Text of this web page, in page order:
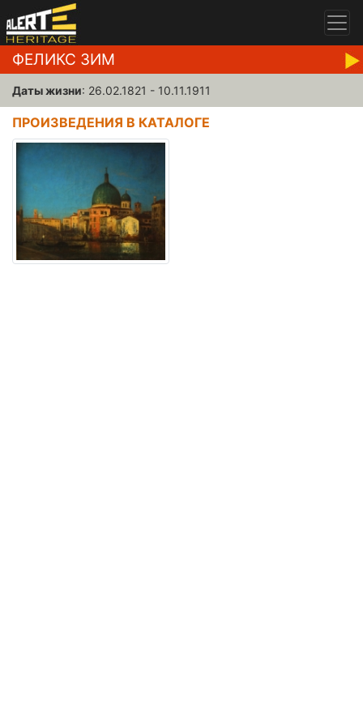
ФЕЛИКС ЗИМ
Даты жизни: 26.02.1821 - 10.11.1911
ПРОИЗВЕДЕНИЯ В КАТАЛОГЕ